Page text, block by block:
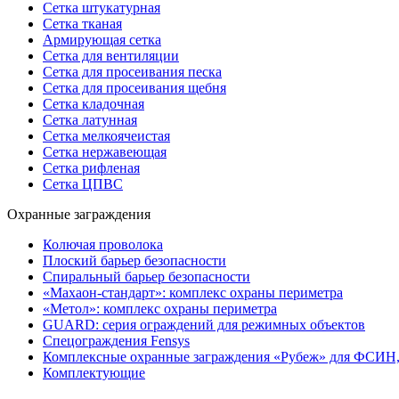
Сетка штукатурная
Сетка тканая
Армирующая сетка
Сетка для вентиляции
Сетка для просеивания песка
Сетка для просеивания щебня
Сетка кладочная
Сетка латунная
Сетка мелкоячеистая
Сетка нержавеющая
Сетка рифленая
Сетка ЦПВС
Охранные заграждения
Колючая проволока
Плоский барьер безопасности
Спиральный барьер безопасности
«Махаон-стандарт»: комплекс охраны периметра
«Метол»: комплекс охраны периметра
GUARD: серия ограждений для режимных объектов
Спецограждения Fensys
Комплексные охранные заграждения «Рубеж» для
Комплектующие